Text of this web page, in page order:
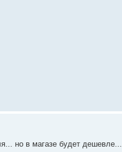
но в магазе будет дешевле...